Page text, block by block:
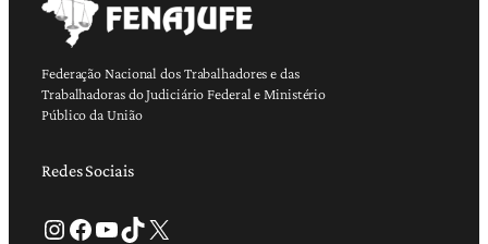
Federação Nacional dos Trabalhadores e das
Trabalhadoras do Judiciário Federal e Ministério
Público da União
Redes Sociais
Instagram Facebook Youtube TikTok X